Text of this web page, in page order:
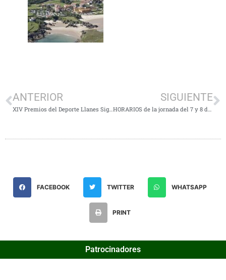
ANTERIOR SIGUIENTE
FACEBOOK TWITTER WHATSAPP
PRINT
Patrocinadores